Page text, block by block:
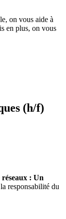
on vous aide à
en plus, on vous
(h/f)
réseaux : Un
responsabilité du